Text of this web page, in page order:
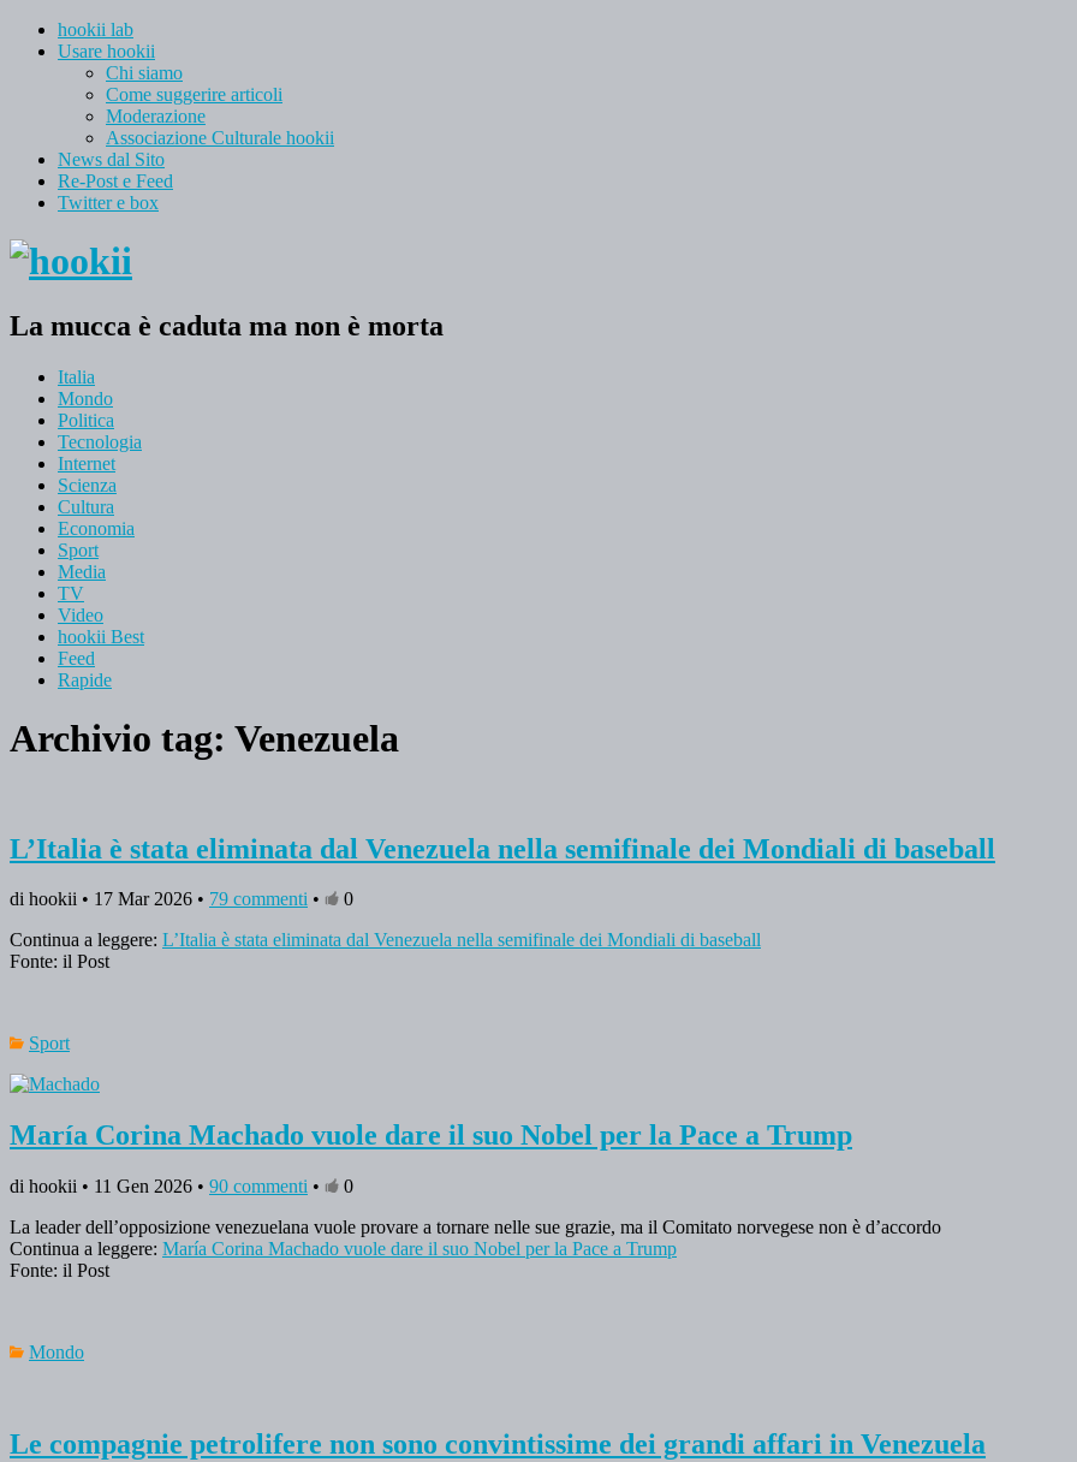
hookii lab
Usare hookii
Chi siamo
Come suggerire articoli
Moderazione
Associazione Culturale hookii
News dal Sito
Re-Post e Feed
Twitter e box
La mucca è caduta ma non è morta
Italia
Mondo
Politica
Tecnologia
Internet
Scienza
Cultura
Economia
Sport
Media
TV
Video
hookii Best
Feed
Rapide
Archivio tag: Venezuela
L’Italia è stata eliminata dal Venezuela nella semifinale dei Mondiali di baseball
di hookii • 17 Mar 2026 • 79 commenti •
0
Continua a leggere: L’Italia è stata eliminata dal Venezuela nella semifinale dei Mondiali di baseball
Fonte: il Post
Sport
María Corina Machado vuole dare il suo Nobel per la Pace a Trump
di hookii • 11 Gen 2026 • 90 commenti •
0
La leader dell’opposizione venezuelana vuole provare a tornare nelle sue grazie, ma il Comitato norvegese non è d’accordo
Continua a leggere: María Corina Machado vuole dare il suo Nobel per la Pace a Trump
Fonte: il Post
Mondo
Le compagnie petrolifere non sono convintissime dei grandi affari in Venezuela